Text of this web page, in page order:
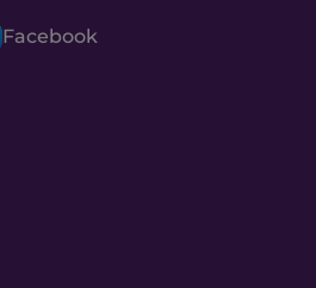
Facebook